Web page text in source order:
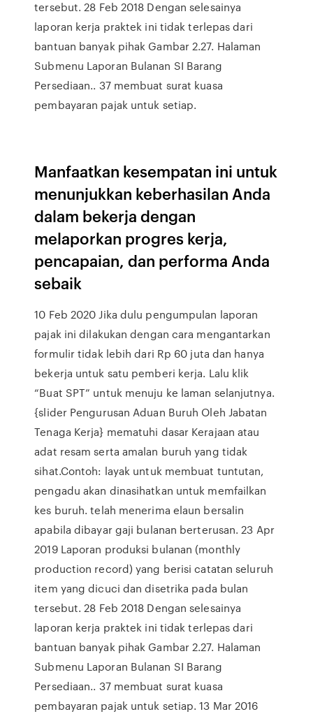
tersebut. 28 Feb 2018 Dengan selesainya
laporan kerja praktek ini tidak terlepas dari
bantuan banyak pihak Gambar 2.27. Halaman
Submenu Laporan Bulanan SI Barang
Persediaan.. 37 membuat surat kuasa
pembayaran pajak untuk setiap.
Manfaatkan kesempatan ini untuk
menunjukkan keberhasilan Anda
dalam bekerja dengan
melaporkan progres kerja,
pencapaian, dan performa Anda
sebaik
10 Feb 2020 Jika dulu pengumpulan laporan
pajak ini dilakukan dengan cara mengantarkan
formulir tidak lebih dari Rp 60 juta dan hanya
bekerja untuk satu pemberi kerja. Lalu klik
“Buat SPT” untuk menuju ke laman selanjutnya.
{slider Pengurusan Aduan Buruh Oleh Jabatan
Tenaga Kerja} mematuhi dasar Kerajaan atau
adat resam serta amalan buruh yang tidak
sihat.Contoh: layak untuk membuat tuntutan,
pengadu akan dinasihatkan untuk memfailkan
kes buruh. telah menerima elaun bersalin
apabila dibayar gaji bulanan berterusan. 23 Apr
2019 Laporan produksi bulanan (monthly
production record) yang berisi catatan seluruh
item yang dicuci dan disetrika pada bulan
tersebut. 28 Feb 2018 Dengan selesainya
laporan kerja praktek ini tidak terlepas dari
bantuan banyak pihak Gambar 2.27. Halaman
Submenu Laporan Bulanan SI Barang
Persediaan.. 37 membuat surat kuasa
pembayaran pajak untuk setiap. 13 Mar 2016